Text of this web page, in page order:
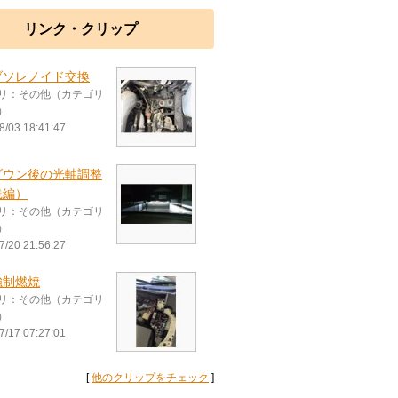
リンク・クリップ
レノイド交換
：その他（カテゴリ
03 18:41:47
ン後の光軸調整
）
：その他（カテゴリ
20 21:56:27
燃焼
：その他（カテゴリ
17 07:27:01
[他のクリップをチェック ]